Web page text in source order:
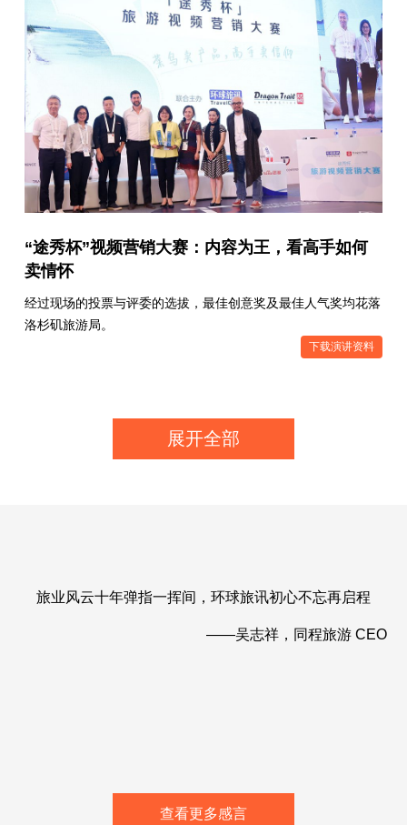
“途秀杯”视频营销大赛：内容为王，看高手如何
卖情怀
经过现场的投票与评委的选拔，最佳创意奖及最佳人气奖均花落
洛杉矶旅游局。
下载演讲资料
展开全部
旅业风云十年弹指一挥间，环球旅讯初心不忘再启程
——吴志祥，同程旅游 CEO
查看更多感言